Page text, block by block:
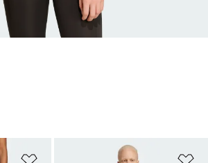
เพิ่มไปยังรายการสินค้าโปรด